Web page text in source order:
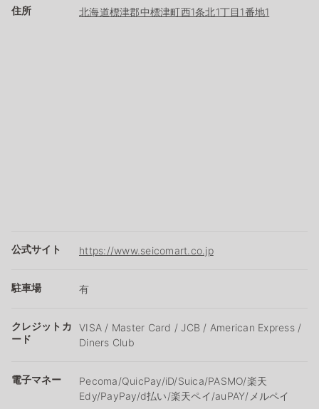
住所 北海道標津郡中標津町西1条北1丁目1番地1
公式サイト https://www.seicomart.co.jp
駐車場 有
クレジットカ
ード
VISA / Master Card / JCB / American Express /
Diners Club
電子マネー
Pecoma/QuicPay/iD/Suica/PASMO/楽天
Edy/PayPay/d払い/楽天ペイ/auPAY/メルペイ